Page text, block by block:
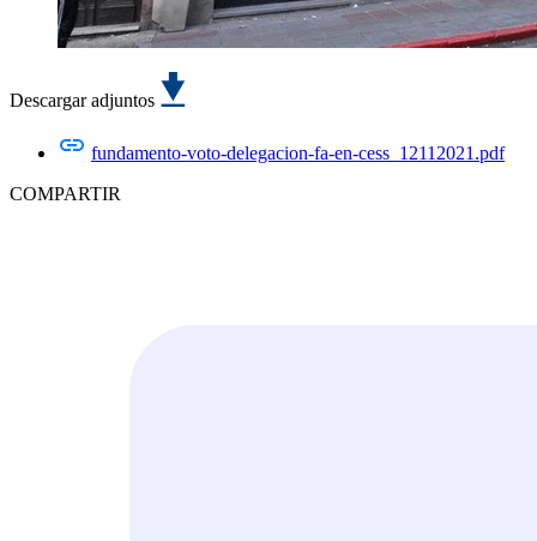
Descargar adjuntos
fundamento-voto-delegacion-fa-en-cess_12112021.pdf
COMPARTIR